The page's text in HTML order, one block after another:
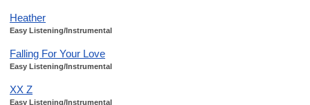
Heather
Easy Listening/Instrumental
Falling For Your Love
Easy Listening/Instrumental
XX Z
Easy Listening/Instrumental